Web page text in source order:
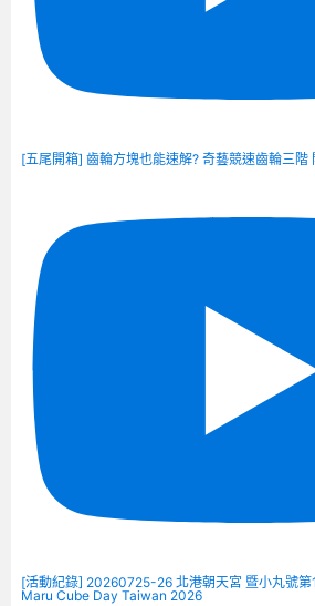
[五尾開箱] 齒輪方塊也能速解? 奇藝競速齒輪三階
[活動紀錄] 20260725-26 北港朝天宮 暨小丸號第
Maru Cube Day Taiwan 2026